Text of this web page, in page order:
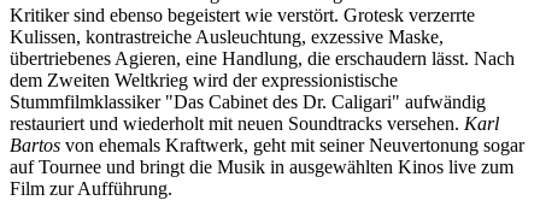
Kritiker sind ebenso begeistert wie verstört. Grotesk verzerrte
Kulissen, kontrastreiche Ausleuchtung, exzessive Maske,
übertriebenes Agieren, eine Handlung, die erschaudern lässt. Nach
dem Zweiten Weltkrieg wird der expressionistische
Stummfilmklassiker "Das Cabinet des Dr. Caligari" aufwändig
restauriert und wiederholt mit neuen Soundtracks versehen. Karl
Bartos von ehemals Kraftwerk, geht mit seiner Neuvertonung sogar
auf Tournee und bringt die Musik in ausgewählten Kinos live zum
Film zur Aufführung.